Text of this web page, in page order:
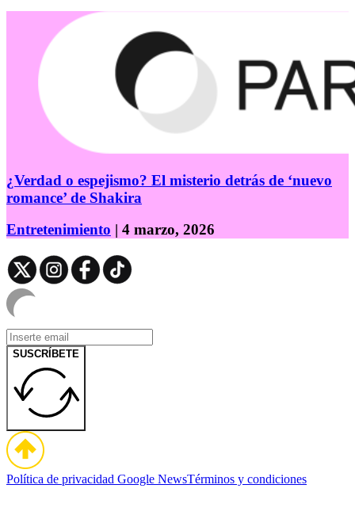
¿Verdad o espejismo? El misterio detrás de ‘nuevo
romance’ de Shakira
Entretenimiento | 4 marzo, 2026
SUSCRÍBETE
Política de privacidad Google NewsTérminos y condiciones